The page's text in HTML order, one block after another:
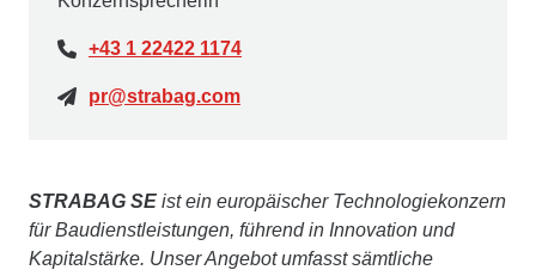
+43 1 22422 1174
pr@strabag.com
STRABAG SE ist ein europäischer Technologiekonzern
für Baudienstleistungen, führend in Innovation und
Kapitalstärke. Unser Angebot umfasst sämtliche